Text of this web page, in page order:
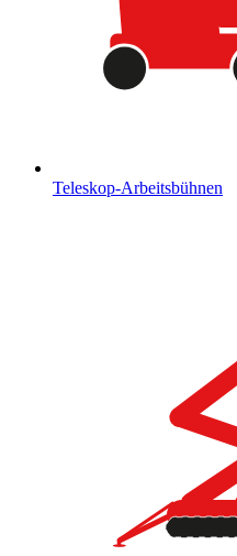
Teleskop-Arbeitsbühnen